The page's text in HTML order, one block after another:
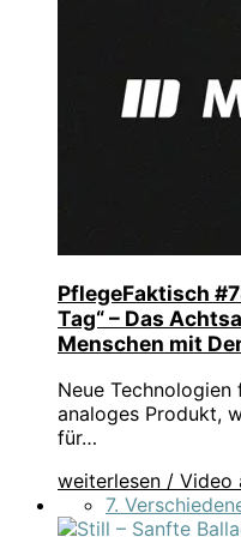
PflegeFaktisch
Tag“ – Das
Menschen mit
Neue
analoges Produkt,
für…
weiterlesen / Video
7.